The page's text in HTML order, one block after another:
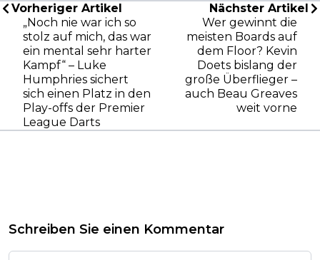
Vorheriger Artikel
„Noch nie war ich so
stolz auf mich, das war
ein mental sehr harter
Kampf“ – Luke
Humphries sichert
sich einen Platz in den
Play-offs der Premier
League Darts
Nächster Artikel
Wer gewinnt die
meisten Boards auf
dem Floor? Kevin
Doets bislang der
große Überflieger –
auch Beau Greaves
weit vorne
Schreiben Sie einen Kommentar